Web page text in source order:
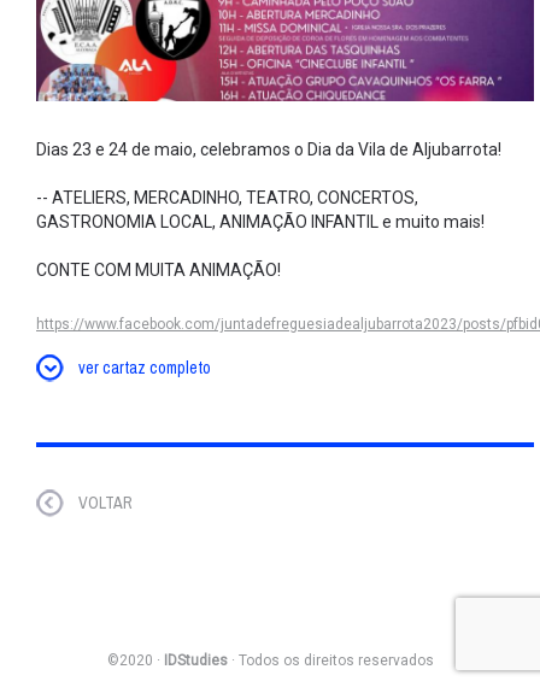
Dias 23 e 24 de maio, celebramos o Dia da Vila de Aljubarrota!
-- ATELIERS, MERCADINHO, TEATRO, CONCERTOS,
GASTRONOMIA LOCAL, ANIMAÇÃO INFANTIL e muito mais!
CONTE COM MUITA ANIMAÇÃO!
https://www.facebook.com/juntadefreguesiadealjubarrota2023/posts/
ver cartaz completo
VOLTAR
©2020 · IDStudies· Todos os direitos reservados